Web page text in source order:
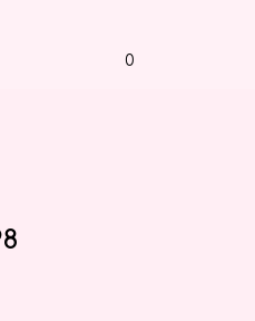
0